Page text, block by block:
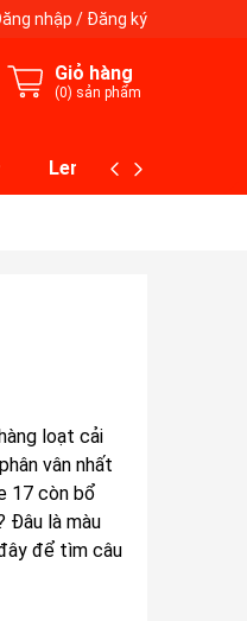
nhập / Đăng ký
Giỏ hàng
(0) sản phẩm
Lens máy ảnh
loạt cải
vân nhất
17 còn bổ
Đâu là màu
để tìm câu